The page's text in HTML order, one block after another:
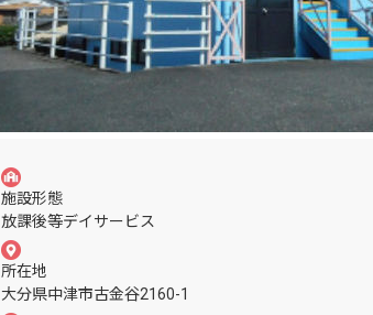
施設形態
放課後等デイサービス
所在地
大分県中津市古金谷2160-1